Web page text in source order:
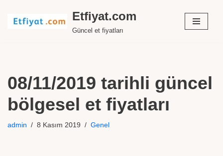
İçeriğe
Etfiyat.com
Güncel et fiyatları
08/11/2019 tarihli güncel
bölgesel et fiyatları
admin 8 Kasım 2019 Genel